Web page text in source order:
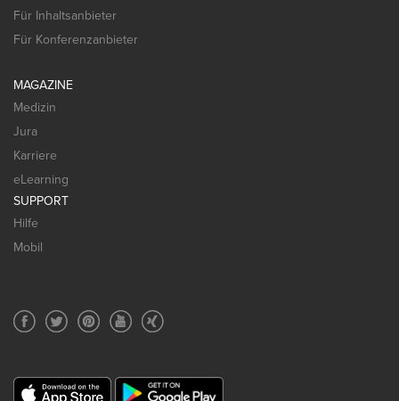
Für Inhaltsanbieter
Für Konferenzanbieter
MAGAZINE
Medizin
Jura
Karriere
eLearning
SUPPORT
Hilfe
Mobil